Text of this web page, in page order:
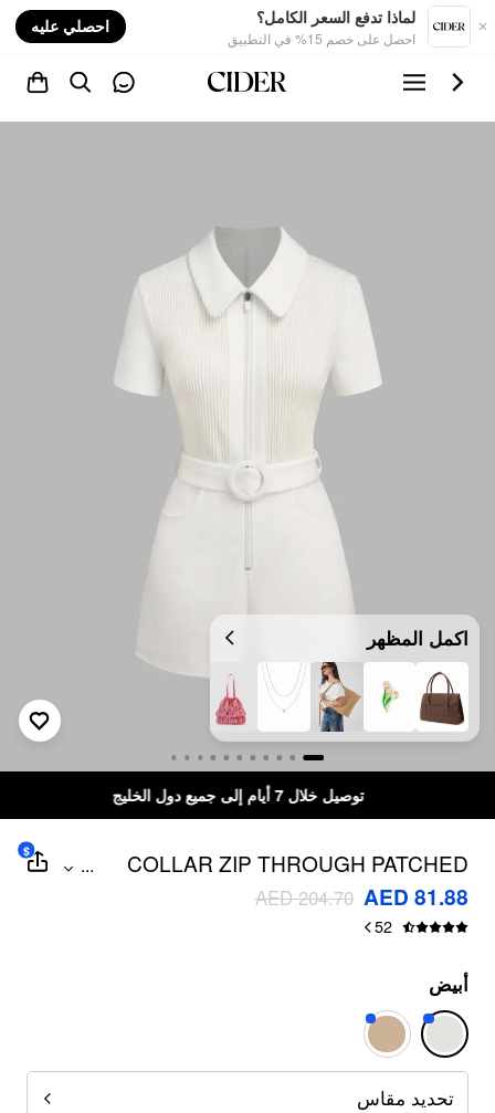
لماذا تدفع السعر الكامل؟
احصل على خصم 15% في التطبيق
احصلي عليه
اكمل المظهر
توصيل خلال 7 أيام إلى جميع دول الخليج
COLLAR ZIP THROUGH PATCHED
ROMPER WITH BELT
...
AED 81.88
AED 204.70
52
$
أبيض
تحديد مقاس